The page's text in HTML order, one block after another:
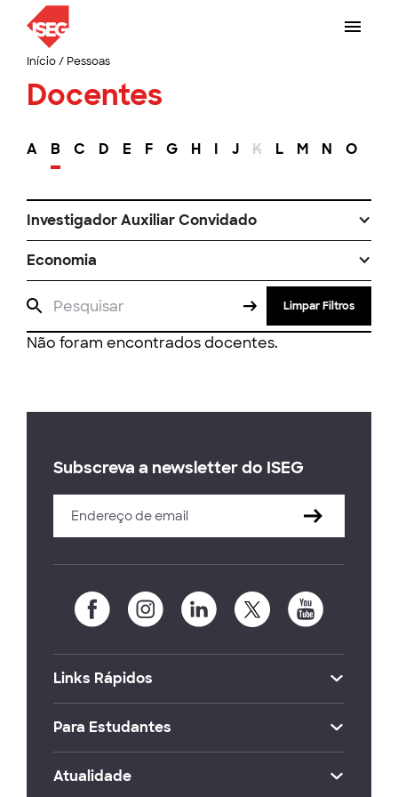
Início/ Pessoas
Docentes
A B C D E F G H I J K L M N O
Investigador Auxiliar Convidado
Economia
Limpar Filtros
Não foram encontrados docentes.
Subscreva a newsletter do ISEG
Links Rápidos
Para Estudantes
Atualidade